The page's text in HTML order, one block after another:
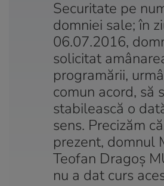
Securitate pe
domniei sale; în
06.07.2016,
solicitat
programării,
comun acord, să
stabilească o
sens. Precizăm
prezent, domnul
Teofan Dragoş
nu a dat curs